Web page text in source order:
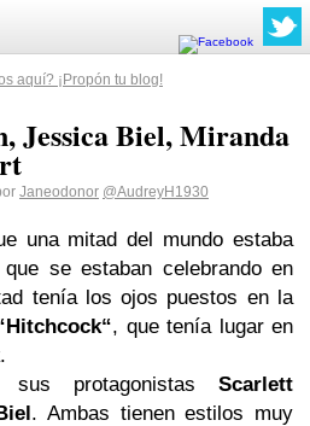
aquí? ¡Propón tu blog!
Jessica Biel, Miranda
Janeodonor @AudreyH1930
una mitad del mundo estaba
se estaban celebrando en
tenía los ojos puestos en la
“, que tenía lugar en
.
sus protagonistas Scarlett
. Ambas tienen estilos muy